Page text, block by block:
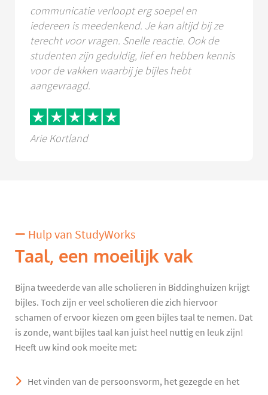
communicatie verloopt erg soepel en
iedereen is meedenkend. Je kan altijd bij ze
terecht voor vragen. Snelle reactie. Ook de
studenten zijn geduldig, lief en hebben kennis
voor de vakken waarbij je bijles hebt
aangevraagd.
Arie Kortland
Hulp van StudyWorks
Taal, een moeilijk vak
Bijna tweederde van alle scholieren in Biddinghuizen krijgt
bijles. Toch zijn er veel scholieren die zich hiervoor
schamen of ervoor kiezen om geen bijles taal te nemen. Dat
is zonde, want bijles taal kan juist heel nuttig en leuk zijn!
Heeft uw kind ook moeite met:
Het vinden van de persoonsvorm, het gezegde en het